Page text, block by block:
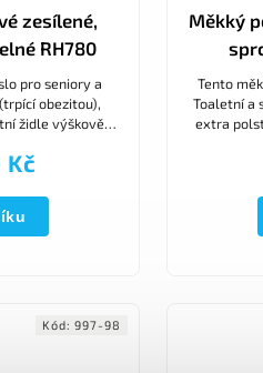
zesílené,
RH780
pro seniory a
obezitou),
židle výškově
Měkký
Tento
Toaletní a
extra
Kód: 997-98